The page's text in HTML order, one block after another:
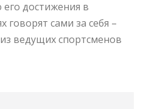
достижения в
говорят сами за себя –
ведущих спортсменов